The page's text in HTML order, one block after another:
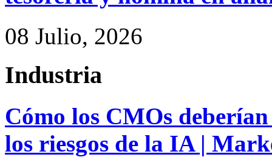
08 Julio, 2026
Industria
Cómo los CMOs
los riesgos de la IA |